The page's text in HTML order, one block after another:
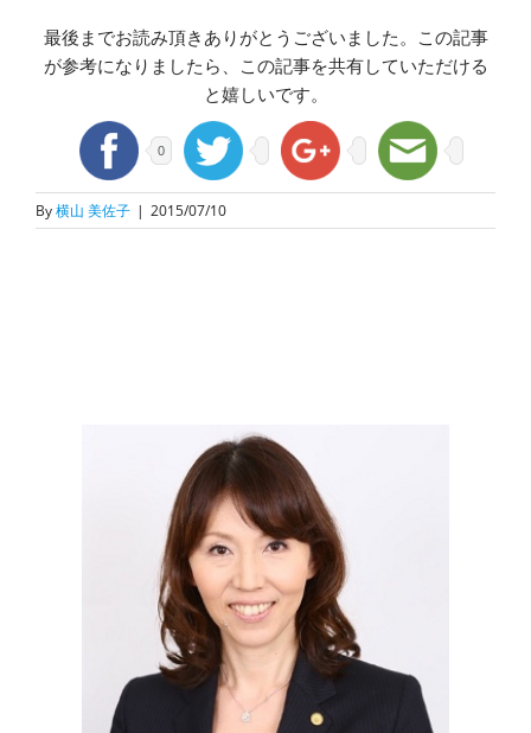
最後までお読み頂きありがとうございました。この記事
が参考になりましたら、この記事を共有していただける
と嬉しいです。
0
By横山 美佐子 | 2015/07/10